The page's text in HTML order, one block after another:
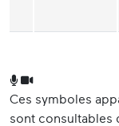
Ces symboles
sont consultables